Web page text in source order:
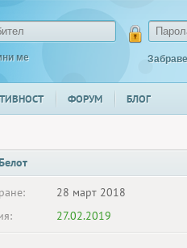
ме
ФОРУМ БЛОГ
28 март 2018
27.02.2019